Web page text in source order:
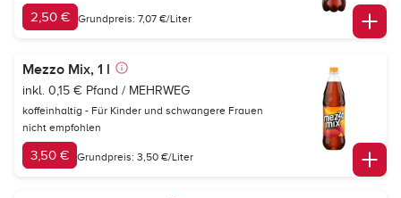
2,50 € Grundpreis: 7,07 €/Liter
Mezzo Mix, 1 l
inkl. 0,15 € Pfand / MEHRWEG
koffeinhaltig - Für Kinder und schwangere Frauen
nicht empfohlen
3,50 € Grundpreis: 3,50 €/Liter